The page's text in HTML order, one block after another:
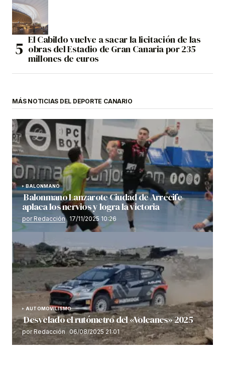
El Cabildo vuelve a sacar la licitación de las
obras del Estadio de Gran Canaria por 235
millones de euros
MÁS NOTICIAS DEL DEPORTE CANARIO
BALONMANO
Balonmano Lanzarote Ciudad de Arrecife
aplaca los nervios y logra la victoria
por Redacción 17/11/2025 10:26
AUTOMOVILISMO
Desvelado el rutómetro del «Volcanes» 2025
por Redacción 06/08/2025 21:01